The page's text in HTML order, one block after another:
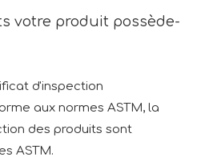
votre produit possède-
d'inspection
aux normes ASTM, la
des produits sont
ASTM.